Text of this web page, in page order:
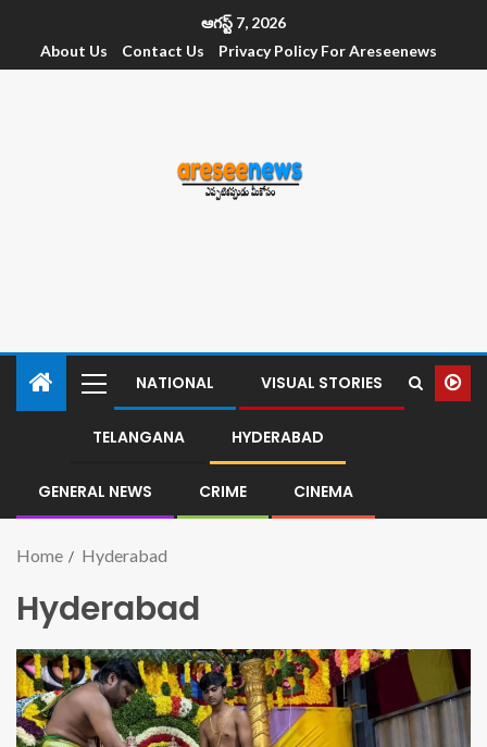
ఆగస్ట్ 7, 2026
About Us
Contact Us Privacy Policy For Areseenews
NATIONAL VISUAL STORIES
TELANGANA HYDERABAD
GENERAL NEWS CRIME CINEMA
Home Hyderabad
Hyderabad